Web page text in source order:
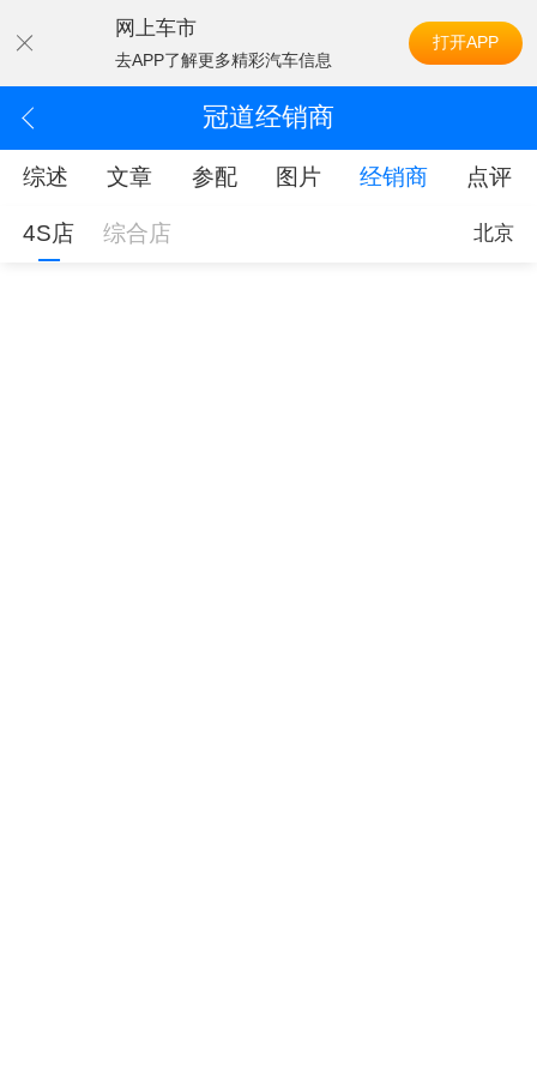
网上车市
去APP了解更多精彩汽车信息
打开APP
冠道经销商
综述 文章 参配 图片 经销商 点评
4S店 综合店 北京